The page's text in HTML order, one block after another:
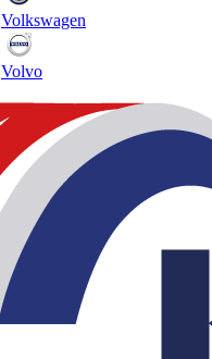
Volkswagen
Volvo